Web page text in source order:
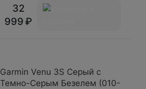
32
999
Garmin Venu 3S Серый с
Темно-Серым Безелем (010-